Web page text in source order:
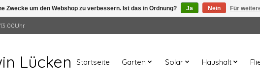
Lücken Startseite Garten Solar Haushalt
Zwecke um den Webshop zu verbessern. Ist das in Ordnung? Ja Nein Für